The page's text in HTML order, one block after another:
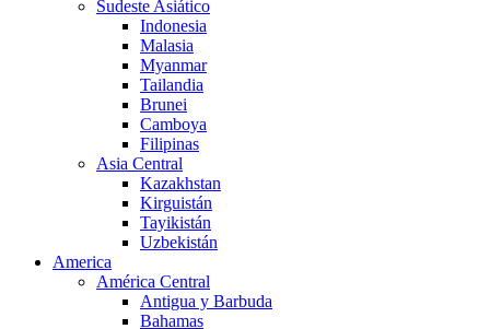
Sudeste Asiático
Indonesia
Malasia
Myanmar
Tailandia
Brunei
Camboya
Filipinas
Asia Central
Kazakhstan
Kirguistán
Tayikistán
Uzbekistán
America
América Central
Antigua y Barbuda
Bahamas